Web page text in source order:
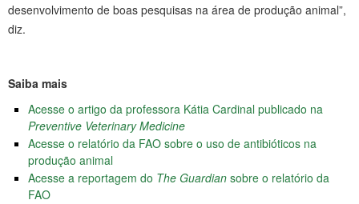
desenvolvimento de boas pesquisas na área de produção animal”,
diz.
Saiba mais
Acesse o artigo da professora Kátia Cardinal publicado na
Preventive Veterinary Medicine
Acesse o relatório da FAO sobre o uso de antibióticos na
produção animal
Acesse a reportagem do The Guardian sobre o relatório da
FAO